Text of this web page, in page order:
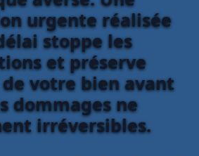
urgente réalisée
stoppe les
et préserve
votre bien avant
dommages ne
irréversibles.